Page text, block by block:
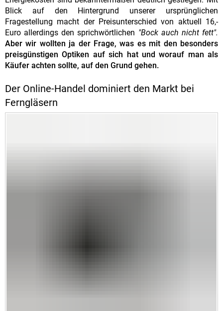
Blick auf den Hintergrund unserer ursprünglichen
Fragestellung macht der Preisunterschied von aktuell 16,-
Euro allerdings den sprichwörtlichen "Bock auch nicht fett".
Aber wir wollten ja der Frage, was es mit den besonders
preisgünstigen Optiken auf sich hat und worauf man als
Käufer achten sollte, auf den Grund gehen.
Der Online-Handel dominiert den Markt bei
Ferngläsern